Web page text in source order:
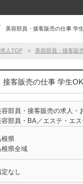
美容部員・接客販売の仕事 学
人TOP 美容部員・接客販
接客販売の仕事 学生
容部員・接客販売の求人・
容部員・BA／エステ・エ
根県
根県全域
定なし